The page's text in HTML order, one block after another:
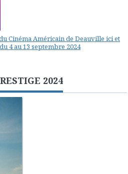
Cinéma Américain de Deauville ici et
4 au 13 septembre 2024
2024